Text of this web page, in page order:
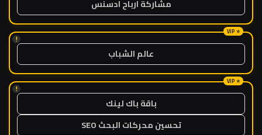
مشاركة ارباح ادسنس
!
عالم الشباب
!
باقة باك لينك
تحسين محركات البحث SEO